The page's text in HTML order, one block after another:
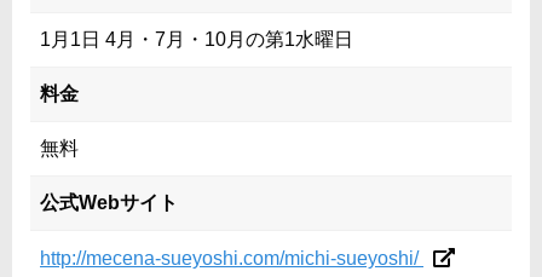
1月1日 4月・7月・10月の第1水曜日
料金
無料
公式Webサイト
http://mecena-sueyoshi.com/michi-sueyoshi/